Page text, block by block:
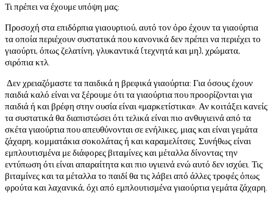
Τι πρέπει να έχουμε υπόψη μας:
Προσοχή στα επιδόρπια γιαουρτιού, αυτό τον όρο έχουν τα γιαούρτια
τα οποία περιέχουν συστατικά που κανονικά δεν πρέπει να περιέχει το
γιαούρτι, όπως ζελατίνη, γλυκαντικά (τεχνητά και μη), χρώματα,
σιρόπια κτλ.
Δεν χρειαζόμαστε τα παιδικά η βρεφικά γιαούρτια: Για όσους έχουν
παιδιά καλό είναι να ξέρουμε ότι τα γιαούρτια που προορίζονται για
παιδιά ή και βρέφη στην ουσία είναι «μαρκετίστικα». Αν κοιτάξει κανείς
τα συστατικά θα διαπιστώσει ότι τελικά είναι πιο ανθυγιεινά από τα
σκέτα γιαούρτια που απευθύνονται σε ενήλικες, μιας και είναι γεμάτα
ζάχαρη, κομματάκια σοκολάτας ή και καραμελίτσες. Συνήθως είναι
εμπλουτισμένα με διάφορες βιταμίνες και μέταλλα δίνοντας την
εντύπωση ότι είναι απαραίτητα και πιο υγιεινά ενώ αυτό δεν ισχύει. Τις
βιταμίνες και τα μέταλλα το παιδί θα τις λάβει από άλλες τροφές όπως
φρούτα και λαχανικά, όχι από εμπλουτισμένα γιαούρτια γεμάτα ζάχαρη.